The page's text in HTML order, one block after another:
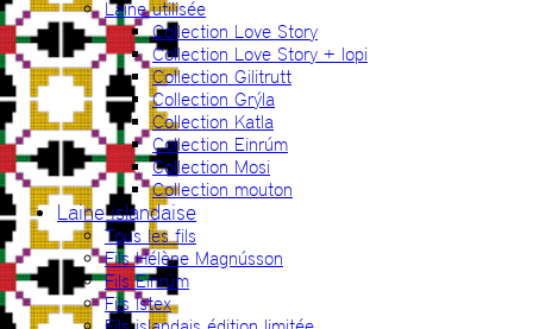
Laine utilisée
Collection Love Story
Collection Love Story + lopi
Collection Gilitrutt
Collection Grýla
Collection Katla
Collection Einrúm
Collection Mosi
Collection mouton
Laine islandaise
Tous les fils
Fils Hélène Magnússon
Fils Einrúm
Fils Ístex